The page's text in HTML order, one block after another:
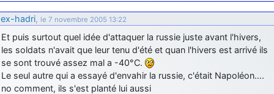
ex-hadri, le 7 novembre 2005 13:22
Et puis surtout quel idée d'attaquer la russie juste avant l'hivers,
les soldats n'avait que leur tenu d'été et quan l'hivers est arrivé ils
se sont trouvé assez mal a -40°C.
Le seul autre qui a essayé d'envahir la russie, c'était Napoléon….
no comment, ils s'est planté lui aussi